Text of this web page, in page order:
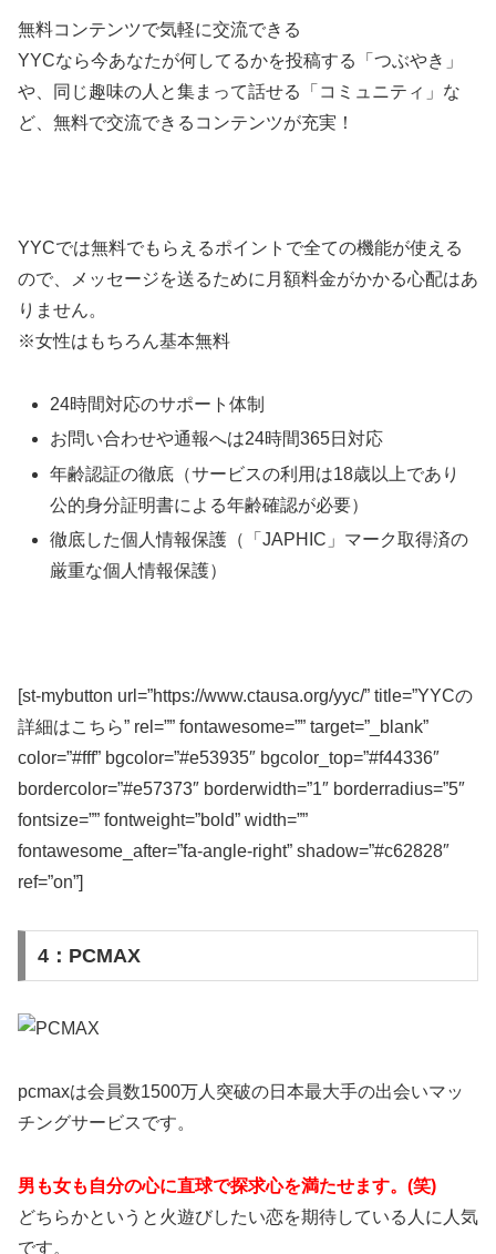
無料コンテンツで気軽に交流できる
YYCなら今あなたが何してるかを投稿する「つぶやき」
や、同じ趣味の人と集まって話せる「コミュニティ」な
ど、無料で交流できるコンテンツが充実！
YYCでは無料でもらえるポイントで全ての機能が使える
ので、メッセージを送るために月額料金がかかる心配はあ
りません。
※女性はもちろん基本無料
24時間対応のサポート体制
お問い合わせや通報へは24時間365日対応
年齢認証の徹底（サービスの利用は18歳以上であり
公的身分証明書による年齢確認が必要）
徹底した個人情報保護（「JAPHIC」マーク取得済の
厳重な個人情報保護）
[st-mybutton url=”https://www.ctausa.org/yyc/” title=”YYCの
詳細はこちら” rel=”” fontawesome=”” target=”_blank”
color=”#fff” bgcolor=”#e53935″ bgcolor_top=”#f44336″
bordercolor=”#e57373″ borderwidth=”1″ borderradius=”5″
fontsize=”” fontweight=”bold” width=””
fontawesome_after=”fa-angle-right” shadow=”#c62828″
ref=”on”]
4：PCMAX
pcmaxは会員数1500万人突破の日本最大手の出会いマッ
チングサービスです。
男も女も自分の心に直球で探求心を満たせます。(笑)
どちらかというと火遊びしたい恋を期待している人に人気
です。